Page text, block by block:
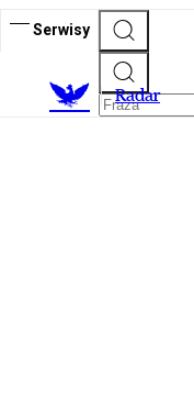
Serwisy
Radar